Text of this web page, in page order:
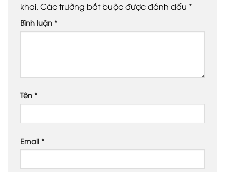
khai. Các trường bắt buộc được đánh dấu *
Bình luận *
Tên *
Email *